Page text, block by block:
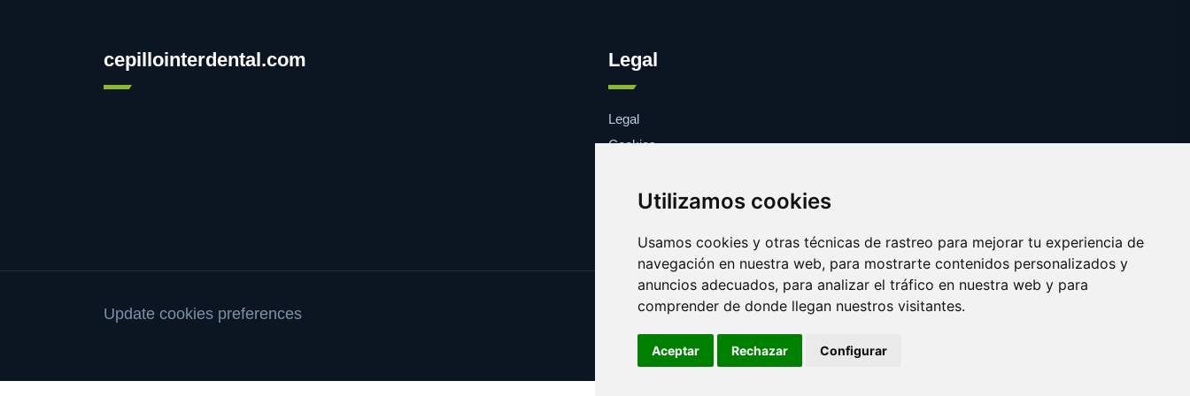
Utilizamos cookies
Usamos cookies y otras técnicas de rastreo para mejorar tu experiencia de
navegación en nuestra web, para mostrarte contenidos personalizados y
anuncios adecuados, para analizar el tráfico en nuestra web y para
comprender de donde llegan nuestros visitantes.
Aceptar Rechazar Configurar
cepillointerdental.com Legal
Legal
Cookies
Update cookies preferences
Copyright © 2025